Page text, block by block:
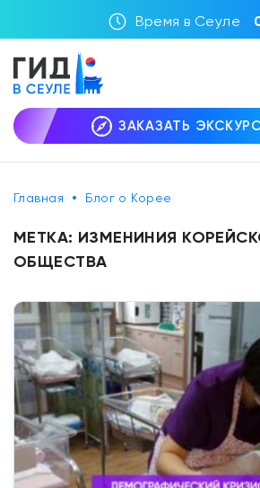
Время в Сеуле
ЗАКАЗАТЬ
Главная Блог о Корее
МЕТКА: ИЗМЕНИНИЯ
ОБЩЕСТВА